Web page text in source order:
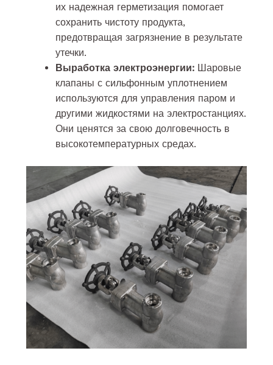
их надежная герметизация помогает
сохранить чистоту продукта,
предотвращая загрязнение в результате
утечки.
Выработка электроэнергии:Шаровые
клапаны с сильфонным уплотнением
используются для управления паром и
другими жидкостями на электростанциях.
Они ценятся за свою долговечность в
высокотемпературных средах.